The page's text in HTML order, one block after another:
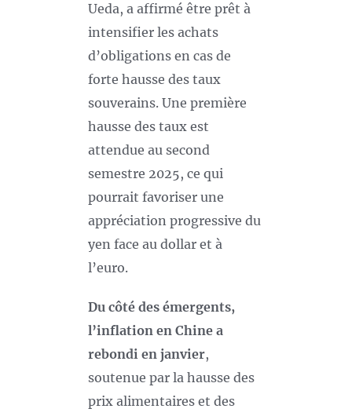
Ueda, a affirmé être prêt à
intensifier les achats
d’obligations en cas de
forte hausse des taux
souverains. Une première
hausse des taux est
attendue au second
semestre 2025, ce qui
pourrait favoriser une
appréciation progressive du
yen face au dollar et à
l’euro.
Du côté des émergents,
l’inflation en Chine a
rebondi en janvier,
soutenue par la hausse des
prix alimentaires et des